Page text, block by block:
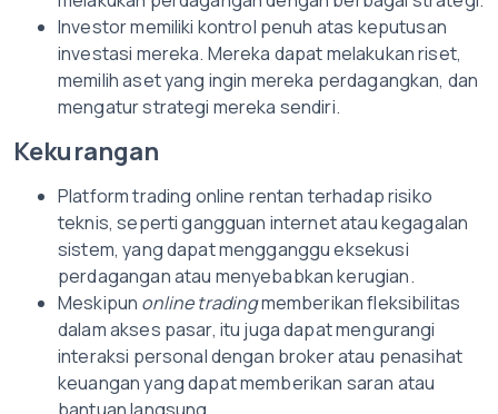
Investor memiliki kontrol penuh atas keputusan
investasi mereka. Mereka dapat melakukan riset,
memilih aset yang ingin mereka perdagangkan, dan
mengatur strategi mereka sendiri.
Kekurangan
Platform trading online rentan terhadap risiko
teknis, seperti gangguan internet atau kegagalan
sistem, yang dapat mengganggu eksekusi
perdagangan atau menyebabkan kerugian.
Meskipun online tradingmemberikan fleksibilitas
dalam akses pasar, itu juga dapat mengurangi
interaksi personal dengan broker atau penasihat
keuangan yang dapat memberikan saran atau